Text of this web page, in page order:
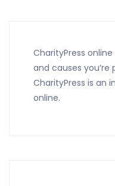
CharityPress
and causes you’re
CharityPress is an
online.